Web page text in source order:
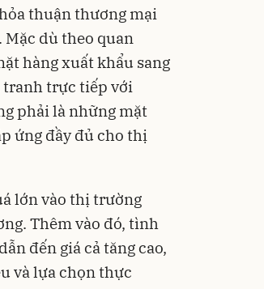
thuận thương mại
Mặc dù theo quan
hàng xuất khẩu sang
tranh trực tiếp với
phải là những mặt
ứng đầy đủ cho thị
lớn vào thị trường
Thêm vào đó, tình
đến giá cả tăng cao,
và lựa chọn thực